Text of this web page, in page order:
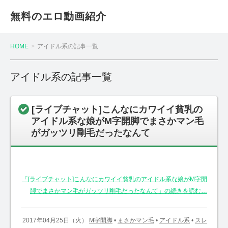
無料のエロ動画紹介
HOME アイドル系の記事一覧
アイドル系の記事一覧
[ライブチャット]こんなにカワイイ貧乳の
アイドル系な娘がM字開脚でまさかマン毛
がガッツリ剛毛だったなんて
「[ライブチャット]こんなにカワイイ貧乳のアイドル系な娘がM字開
脚でまさかマン毛がガッツリ剛毛だったなんて」の続きを読む…
2017年04月25日（火） M字開脚 • まさかマン毛 • アイドル系 • スレ